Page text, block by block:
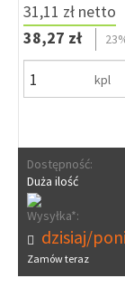
31,11 zł netto
38,27 zł
kpl
Dostępność:
Duża ilość
Wysyłka*:
dzisiaj/
Zamów teraz